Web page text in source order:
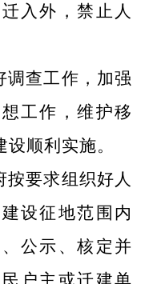
入外，禁止人
调查工作，加强
工作，维护移
顺利实施。
按要求组织好人
设征地范围内
公示、核定并
户主或迁建单